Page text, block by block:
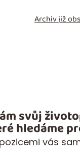
Archiv již
svůj
hledáme
vás